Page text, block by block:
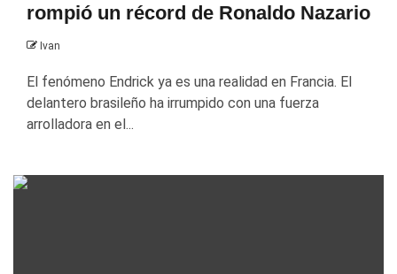
rompió un récord de Ronaldo Nazario
Ivan
El fenómeno Endrick ya es una realidad en Francia. El
delantero brasileño ha irrumpido con una fuerza
arrolladora en el...